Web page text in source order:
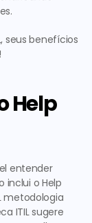
seus benefícios
Help
inclui o Help
metodologia
ITIL sugere